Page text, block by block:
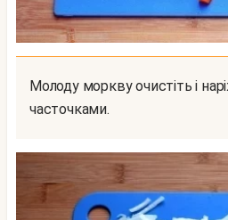
Молоду моркву очистіть і наріжте великими
часточками.